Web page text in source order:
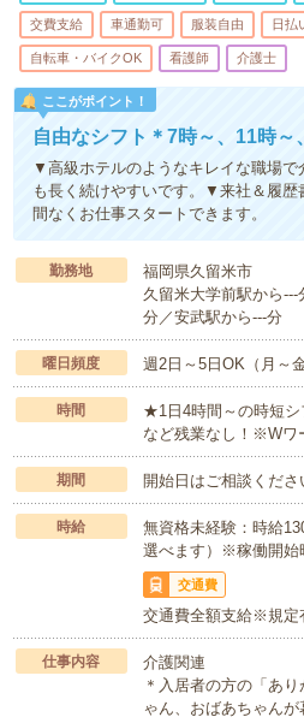
交費支給 車通勤可 服装自由 日払
自転車・バイクOK 看護師 介護士
ここがポイント！
自由なシフト＊7時～、11時～
▼高級ホテルのようなキレイな職場で
も長く続けやすいです。▼来社＆履歴
間なくお仕事スタートできます。
勤務地
福岡県久留米市
久留米大学前駅から
分／安武駅から---分
曜日頻度 週2日～5日OK（月
時間
★1日4時間～の時短シ
など残業なし！※W
期間 開始日はご相談くだ
時給
無資格未経験：時給
選べます）※稼働開始
交通費
交通費全額支給※規定
仕事内容
介護関連
＊入居者の方の「あ
ゃん、おばあちゃん